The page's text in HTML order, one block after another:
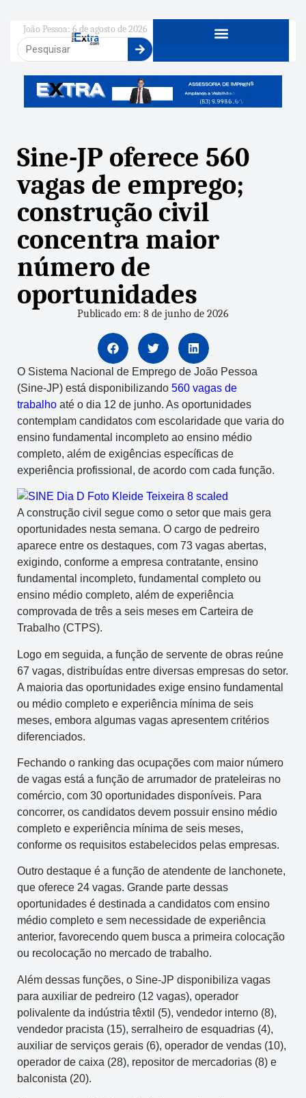
João Pessoa: 6 de agosto de 2026
Sine-JP oferece 560
vagas de emprego;
construção civil
concentra maior
número de
oportunidades
Publicado em: 8 de junho de 2026
O Sistema Nacional de Emprego de João Pessoa
(Sine-JP) está disponibilizando 560 vagas de
trabalho até o dia 12 de junho. As oportunidades
contemplam candidatos com escolaridade que varia do
ensino fundamental incompleto ao ensino médio
completo, além de exigências específicas de
experiência profissional, de acordo com cada função.
A construção civil segue como o setor que mais gera
oportunidades nesta semana. O cargo de pedreiro
aparece entre os destaques, com 73 vagas abertas,
exigindo, conforme a empresa contratante, ensino
fundamental incompleto, fundamental completo ou
ensino médio completo, além de experiência
comprovada de três a seis meses em Carteira de
Trabalho (CTPS).
Logo em seguida, a função de servente de obras reúne
67 vagas, distribuídas entre diversas empresas do setor.
A maioria das oportunidades exige ensino fundamental
ou médio completo e experiência mínima de seis
meses, embora algumas vagas apresentem critérios
diferenciados.
Fechando o ranking das ocupações com maior número
de vagas está a função de arrumador de prateleiras no
comércio, com 30 oportunidades disponíveis. Para
concorrer, os candidatos devem possuir ensino médio
completo e experiência mínima de seis meses,
conforme os requisitos estabelecidos pelas empresas.
Outro destaque é a função de atendente de lanchonete,
que oferece 24 vagas. Grande parte dessas
oportunidades é destinada a candidatos com ensino
médio completo e sem necessidade de experiência
anterior, favorecendo quem busca a primeira colocação
ou recolocação no mercado de trabalho.
Além dessas funções, o Sine-JP disponibiliza vagas
para auxiliar de pedreiro (12 vagas), operador
polivalente da indústria têxtil (5), vendedor interno (8),
vendedor pracista (15), serralheiro de esquadrias (4),
auxiliar de serviços gerais (6), operador de vendas (10),
operador de caixa (28), repositor de mercadorias (8) e
balconista (20).